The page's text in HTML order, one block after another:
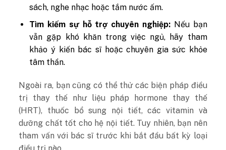
sách, nghe nhạc hoặc tắm nước ấm.
Tìm kiếm sự hỗ trợ chuyên nghiệp: Nếu bạn
vẫn gặp khó khăn trong việc ngủ, hãy tham
khảo ý kiến ​​bác sĩ hoặc chuyên gia sức khỏe
tâm thần.
Ngoài ra, bạn cũng có thể thử các biện pháp điều
trị thay thế như liệu pháp hormone thay thế
(HRT), thuốc bổ sung nội tiết, các vitamin và
dưỡng chất tốt cho hệ nội tiết. Tuy nhiên, bạn nên
tham vấn với bác sĩ trước khi bắt đầu bất kỳ loại